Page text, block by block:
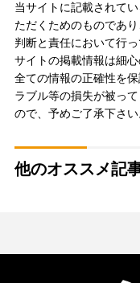
当サイトに記載されて
ただくためのものであ
判断と責任において行
サイトの掲載情報は細
全ての情報の正確性を
ラブル等の損失が被っ
ので、予めご了承下さい
他のオススメ記